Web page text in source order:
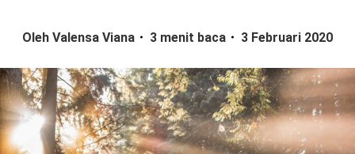
Oleh Valensa Viana 3 menit baca 3 Februari 2020